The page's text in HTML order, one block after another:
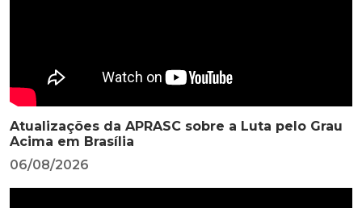
Atualizações da APRASC sobre a Luta pelo Grau
Acima em Brasília
06/08/2026